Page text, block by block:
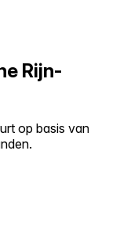
Rijn-
op basis van